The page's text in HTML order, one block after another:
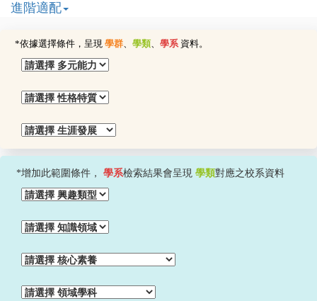
進階適配
*依據選擇條件，呈現 學群、 學類、 學系資料。
*增加此範圍條件， 學系檢索結果會呈現 學類對應之校系資料